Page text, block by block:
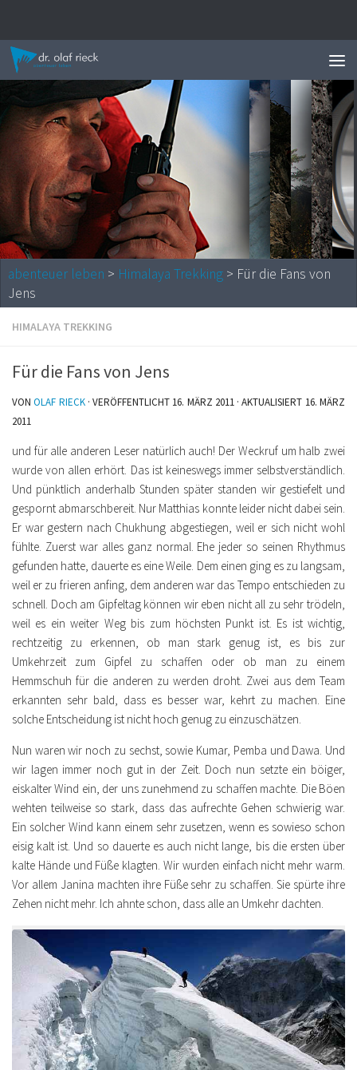
abenteuer leben > Himalaya Trekking > Für die Fans von
Jens
HIMALAYA TREKKING
Für die Fans von Jens
VONOLAF RIECK · VERÖFFENTLICHT 16. MÄRZ 2011· AKTUALISIERT 16. MÄRZ
2011
und für alle anderen Leser natürlich auch! Der Weckruf um halb zwei
wurde von allen erhört. Das ist keineswegs immer selbstverständlich.
Und pünktlich anderhalb Stunden später standen wir gestiefelt und
gespornt abmarschbereit. Nur Matthias konnte leider nicht dabei sein.
Er war gestern nach Chukhung abgestiegen, weil er sich nicht wohl
fühlte. Zuerst war alles ganz normal. Ehe jeder so seinen Rhythmus
gefunden hatte, dauerte es eine Weile. Dem einen ging es zu langsam,
weil er zu frieren anfing, dem anderen war das Tempo entschieden zu
schnell. Doch am Gipfeltag können wir eben nicht all zu sehr trödeln,
weil es ein weiter Weg bis zum höchsten Punkt ist. Es ist wichtig,
rechtzeitig zu erkennen, ob man stark genug ist, es bis zur
Umkehrzeit zum Gipfel zu schaffen oder ob man zu einem
Hemmschuh für die anderen zu werden droht. Zwei aus dem Team
erkannten sehr bald, dass es besser war, kehrt zu machen. Eine
solche Entscheidung ist nicht hoch genug zu einzuschätzen.
Nun waren wir noch zu sechst, sowie Kumar, Pemba und Dawa. Und
wir lagen immer noch gut in der Zeit. Doch nun setzte ein böiger,
eiskalter Wind ein, der uns zunehmend zu schaffen machte. Die Böen
wehten teilweise so stark, dass das aufrechte Gehen schwierig war.
Ein solcher Wind kann einem sehr zusetzen, wenn es sowieso schon
eisig kalt ist. Und so dauerte es auch nicht lange, bis die ersten über
kalte Hände und Füße klagten. Wir wurden einfach nicht mehr warm.
Vor allem Janina machten ihre Füße sehr zu schaffen. Sie spürte ihre
Zehen nicht mehr. Ich ahnte schon, dass alle an Umkehr dachten.